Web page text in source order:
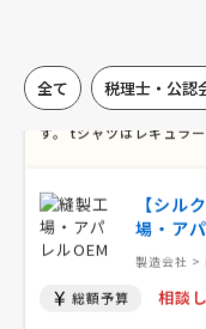
全て 税理士・公認
[依頼・相談したい業務
[依頼・相談したい内容] t
にシルクスクリーンでプ
す。 tシャツはレギュラ
【シル
場・ア
製造会社 >
総額予算 相談